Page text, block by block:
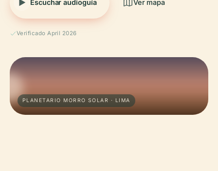
Escuchar audioguía Ver mapa
Verificado April 2026
PLANETARIO MORRO SOLAR · LIMA